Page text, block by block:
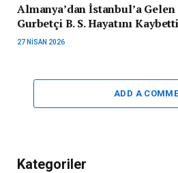
Almanya’dan İstanbul’a Gelen
Gurbetçi B. S. Hayatını Kaybetti
27 NISAN 2026
ADD A
Kategoriler